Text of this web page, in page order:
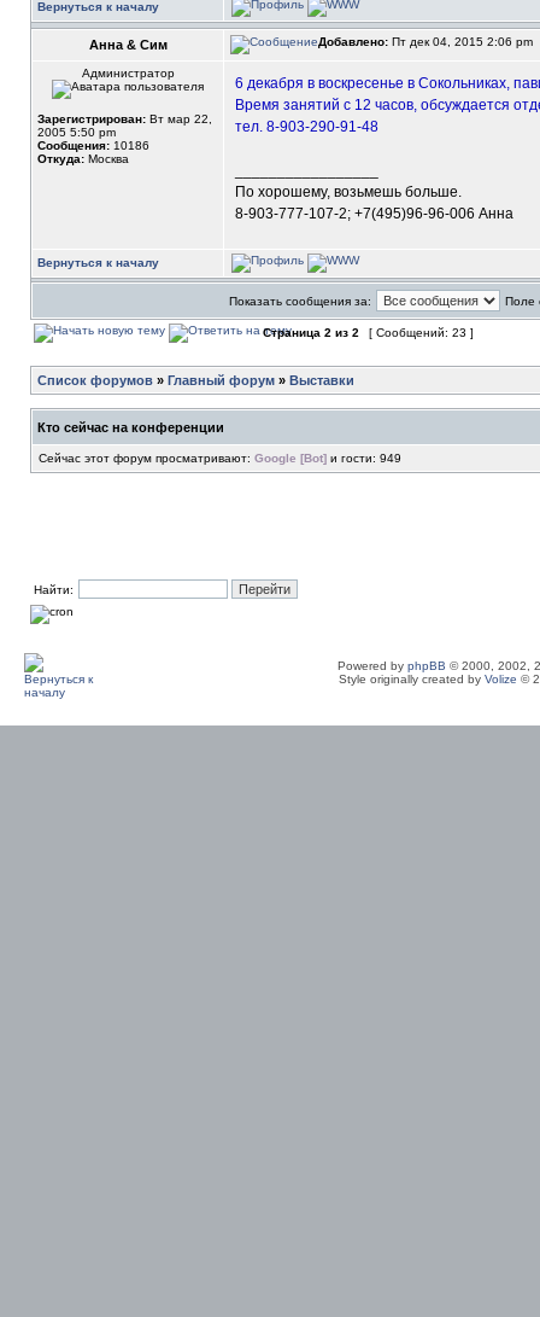
Вернуться к началу
Анна & Сим Добавлено: Пт дек 04, 2015 2:06 pm
Администратор
Зарегистрирован: Вт мар 22,
2005 5:50 pm
Сообщения: 10186
Откуда: Москва
6 декабря в воскресенье в Сокольниках,
Время занятий с 12 часов, обсуждается
тел. 8-903-290-91-48
По хорошему, возьмешь больше.
8-903-777-107-2; +7(495)96-96-006 Анна
Вернуться к началу
Показать сообщения за: Поле
Страница 2 из 2 [ Сообщений: 23 ]
Список форумов » Главный форум » Выставки
Кто сейчас на конференции
Сейчас этот форум просматривают: Google [Bot] и гости: 949
Найти:
Powered by phpBB © 2000, 2002,
Style originally created by Volize ©